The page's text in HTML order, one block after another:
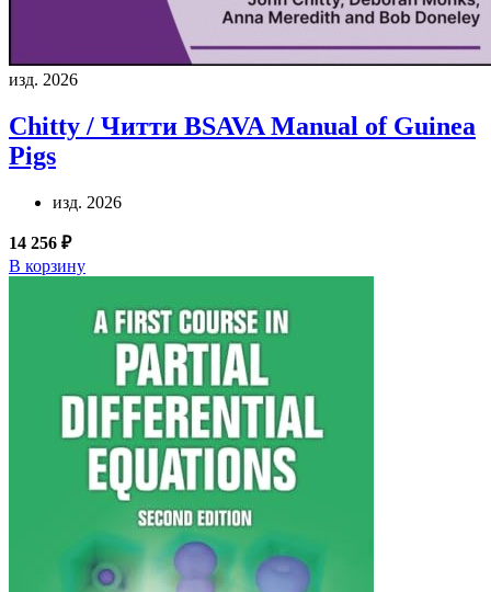
изд. 2026
Chitty / Читти BSAVA Manual of Guinea
Pigs
изд. 2026
14 256 ₽
В корзину